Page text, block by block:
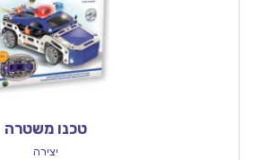
טכנו משטרה
יצירה